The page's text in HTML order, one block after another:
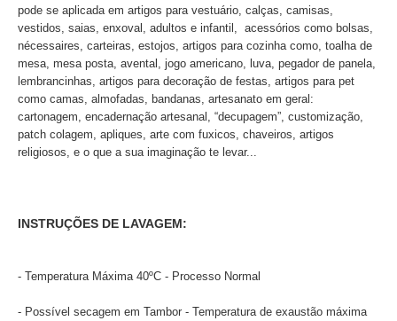
pode se aplicada em artigos para vestuário, calças, camisas,
vestidos, saias, enxoval, adultos e infantil, acessórios como bolsas,
nécessaires, carteiras, estojos, artigos para cozinha como, toalha de
mesa, mesa posta, avental, jogo americano, luva, pegador de panela,
lembrancinhas, artigos para decoração de festas, artigos para pet
como camas, almofadas, bandanas, artesanato em geral:
cartonagem, encadernação artesanal, “decupagem”, customização,
patch colagem, apliques, arte com fuxicos, chaveiros, artigos
religiosos, e o que a sua imaginação te levar...
INSTRUÇÕES DE LAVAGEM:
- Temperatura Máxima 40ºC - Processo Normal
- Possível secagem em Tambor - Temperatura de exaustão máxima